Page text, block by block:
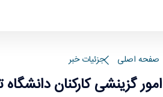
صفحه اصلی جزئیات خبر
گزینشی کارکنان